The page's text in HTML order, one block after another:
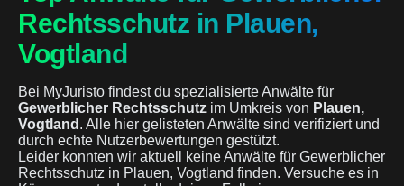
Rechtsschutz in Plauen,
Vogtland
Bei MyJuristo findest du spezialisierte Anwälte für
Gewerblicher Rechtsschutz im Umkreis von Plauen,
Vogtland . Alle hier gelisteten Anwälte sind verifiziert und
durch echte Nutzerbewertungen gestützt.
Leider konnten wir aktuell keine Anwälte für Gewerblicher
Rechtsschutz in Plauen, Vogtland finden. Versuche es in